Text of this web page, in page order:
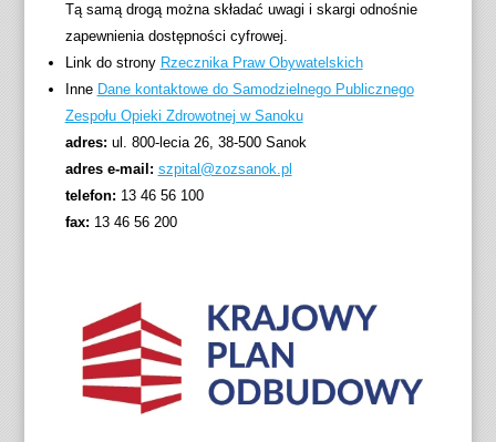
Tą samą drogą można składać uwagi i skargi odnośnie
zapewnienia dostępności cyfrowej.
Link do strony Rzecznika Praw Obywatelskich
Inne Dane kontaktowe do Samodzielnego Publicznego
Zespołu Opieki Zdrowotnej w Sanoku
adres: ul. 800-lecia 26, 38-500 Sanok
adres e-mail: szpital@zozsanok.pl
telefon: 13 46 56 100
fax: 13 46 56 200